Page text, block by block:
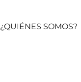
¿QUIÉNES SOMOS?